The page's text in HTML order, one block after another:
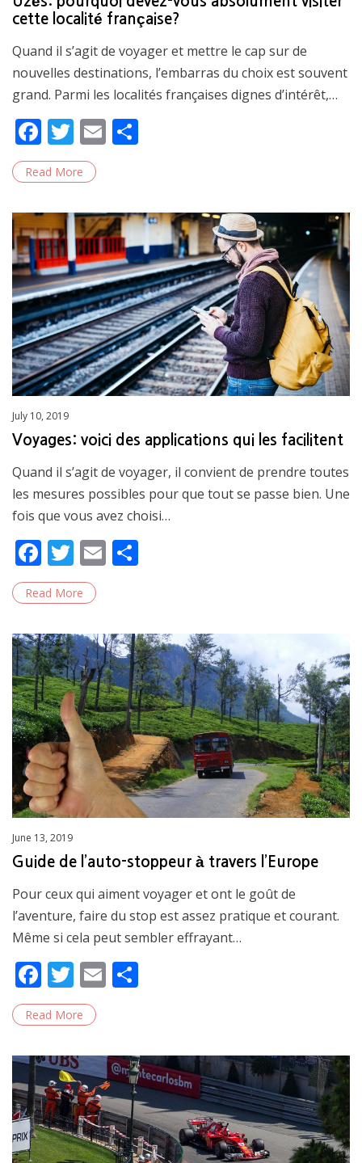
cette localité française?
Quand il s’agit de voyager et mettre le cap sur de
nouvelles destinations, l’embarras du choix est souvent
grand. Parmi les localités françaises dignes d’intérêt,…
F
ac
e
b
o
o
k
T
w
itt
er
E
l e
Read More
Posted
on
July 10, 2019
Voyages: voici des applications qui les facilitent
Quand il s’agit de voyager, il convient de prendre toutes
les mesures possibles pour que tout se passe bien. Une
fois que vous avez choisi…
F
ac
e
b
o
o
k
T
w
itt
er
E
l e
Read More
Posted
on
June 13, 2019
Guide de l’auto-stoppeur à travers l’Europe
Pour ceux qui aiment voyager et ont le goût de
l’aventure, faire du stop est assez pratique et courant.
Même si cela peut sembler effrayant…
F
ac
e
b
o
o
k
T
w
itt
er
E
l e
Read More